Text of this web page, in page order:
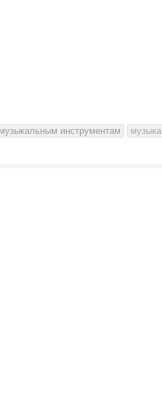
инструментам музыка